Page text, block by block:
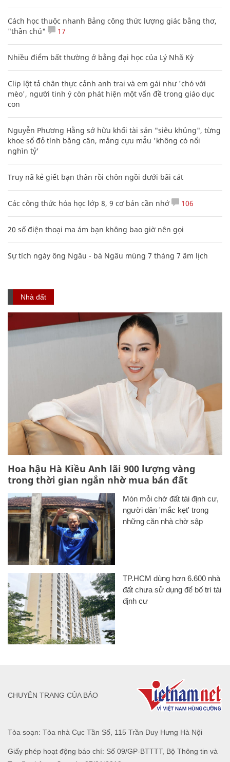
Cách học thuộc nhanh Bảng công thức lượng giác bằng thơ,
"thần chú"
17
Nhiều điểm bất thường ở bằng đại học của Lý Nhã Kỳ
Clip lột tả chân thực cảnh anh trai và em gái như 'chó với
mèo', người tinh ý còn phát hiện một vấn đề trong giáo dục
con
Nguyễn Phương Hằng sở hữu khối tài sản "siêu khủng", từng
khoe sổ đỏ tính bằng cân, mắng cựu mẫu 'không có nổi
nghìn tỷ'
Truy nã kẻ giết bạn thân rồi chôn ngồi dưới bãi cát
Các công thức hóa học lớp 8, 9 cơ bản cần nhớ 106
20 số điện thoại ma ám bạn không bao giờ nên gọi
Sự tích ngày ông Ngâu - bà Ngâu mùng 7 tháng 7 âm lịch
Nhà đất
Hoa hậu Hà Kiều Anh lãi 900 lượng vàng
trong thời gian ngắn nhờ mua bán đất
Mòn mỏi chờ đất tái định cư,
người dân 'mắc kẹt' trong
những căn nhà chờ sập
TP.HCM dùng hơn 6.600 nhà
đất chưa sử dụng để bố trí tái
định cư
Tòa soạn: Tòa nhà Cục Tần Số, 115 Trần Duy Hưng Hà Nội
Giấy phép hoạt động báo chí: Số 09/GP-BTTTT, Bộ Thông tin và
CHUYÊN TRANG CỦA BÁO